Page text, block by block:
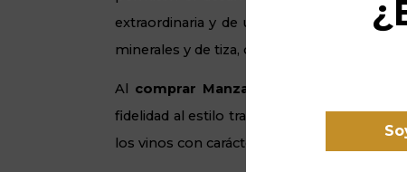
extraordinaria y de un perfil muy seco,
minerales y de tiza, conservando una
Al comprar Manzanilla Papirusa Lustau
fidelidad al estilo tradicional de Sanlúcar.
los vinos con carácter marino que buscan